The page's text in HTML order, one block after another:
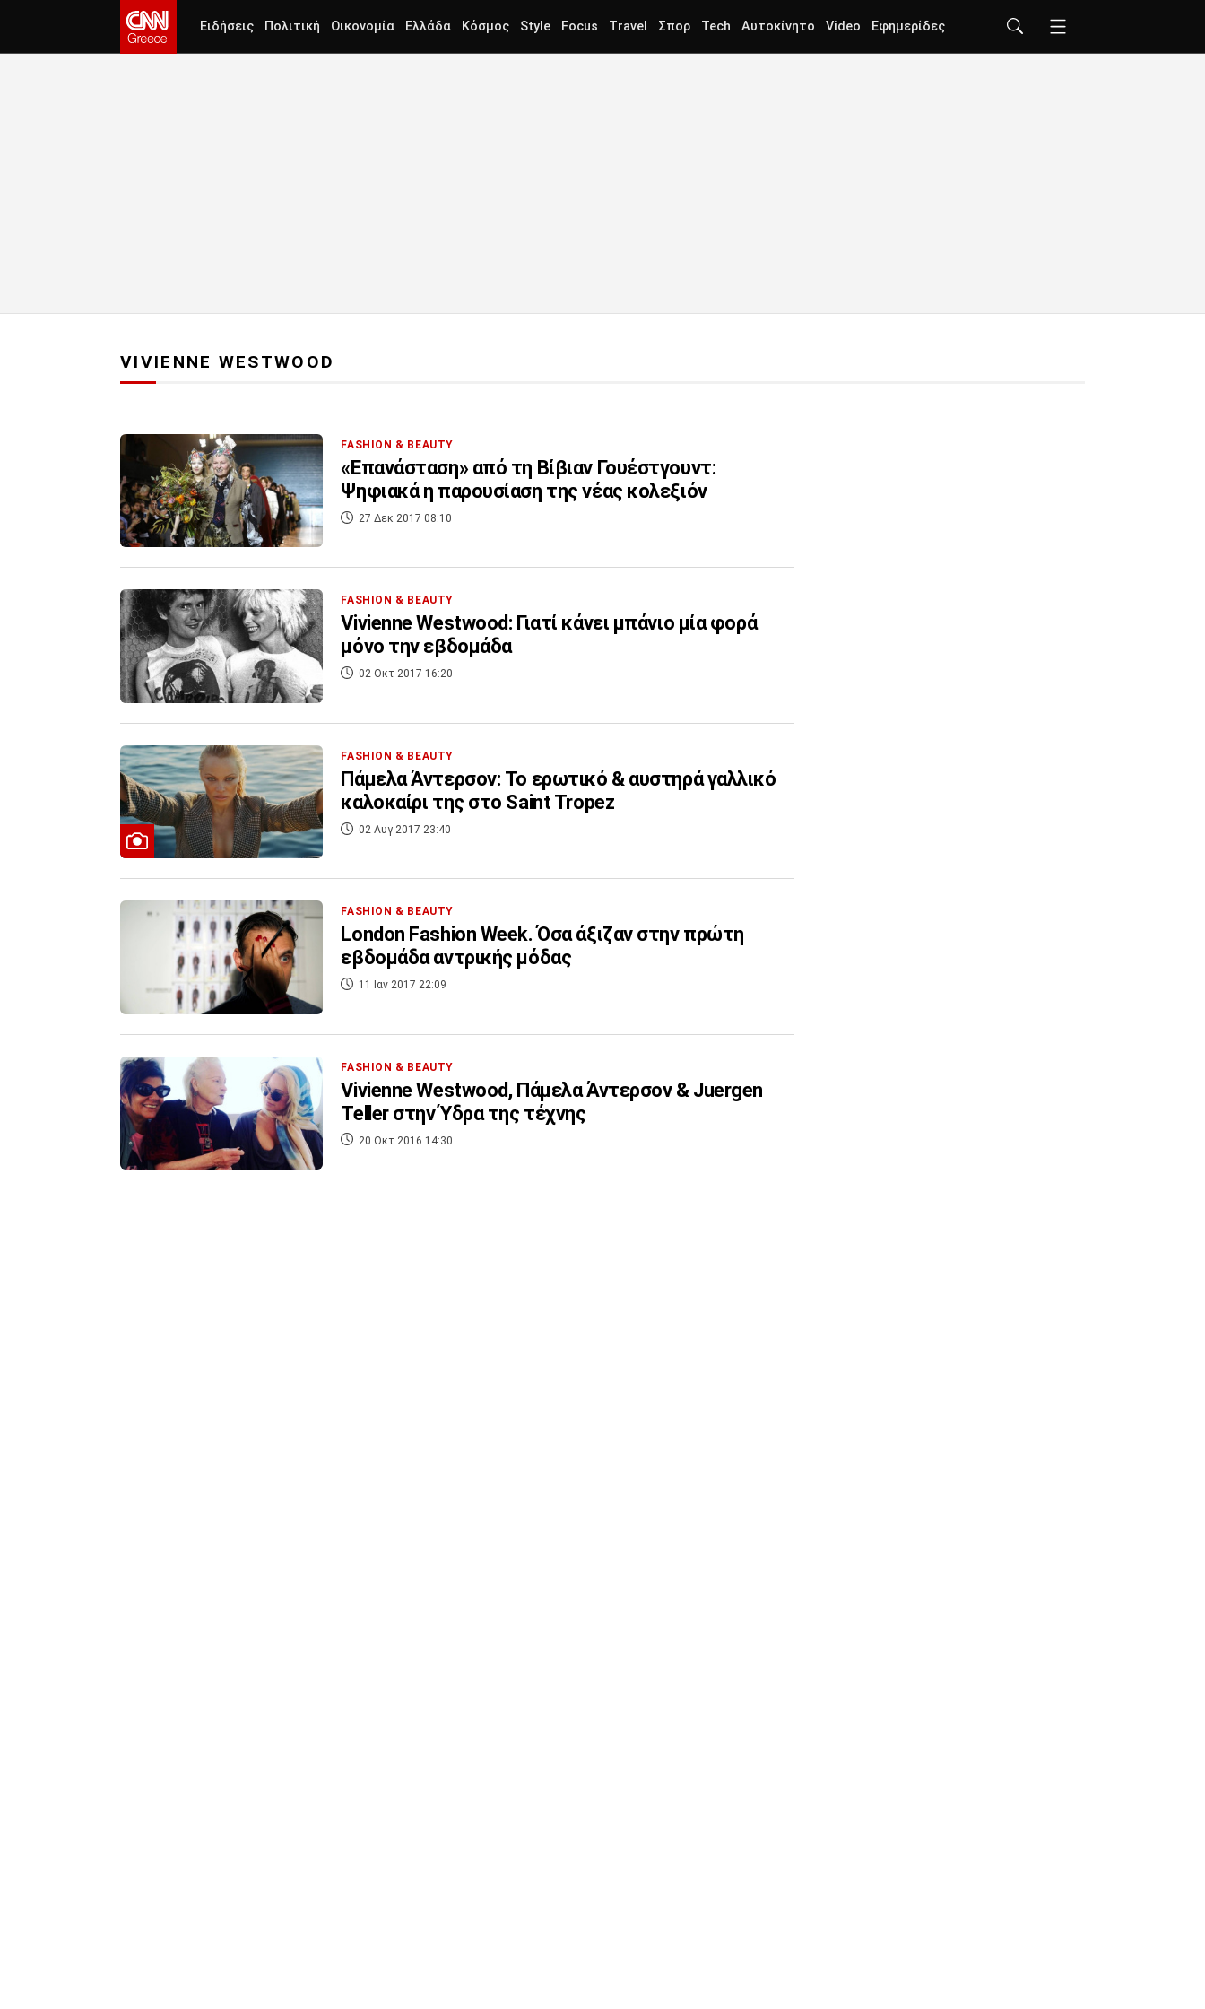
Ειδήσεις Πολιτική Οικονομία Ελλάδα Κόσμος Style Focus Travel Σπορ Tech Αυτοκίνητο Video Εφημερίδες
VIVIENNE WESTWOOD
FASHION & BEAUTY
«Επανάσταση» από τη Βίβιαν Γουέστγουντ:
Ψηφιακά η παρουσίαση της νέας κολεξιόν
27 Δεκ 2017 08:10
FASHION & BEAUTY
Vivienne Westwood: Γιατί κάνει μπάνιο μία φορά
μόνο την εβδομάδα
02 Οκτ 2017 16:20
FASHION & BEAUTY
Πάμελα Άντερσον: Το ερωτικό & αυστηρά γαλλικό
καλοκαίρι της στο Saint Tropez
02 Αυγ 2017 23:40
FASHION & BEAUTY
London Fashion Week. Όσα άξιζαν στην πρώτη
εβδομάδα αντρικής μόδας
11 Ιαν 2017 22:09
FASHION & BEAUTY
Vivienne Westwood, Πάμελα Άντερσον & Juergen
Teller στην Ύδρα της τέχνης
20 Οκτ 2016 14:30